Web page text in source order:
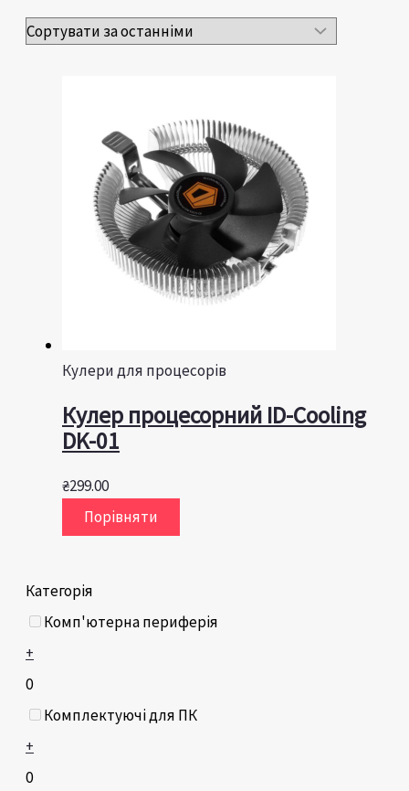
Категорія
Комп'ютерна периферія
+
0
Комплектуючі для ПК
+
0
Кулери для процесорів
Кулер процесорний ID-Cooling
DK-01
₴299.00
Порівняти